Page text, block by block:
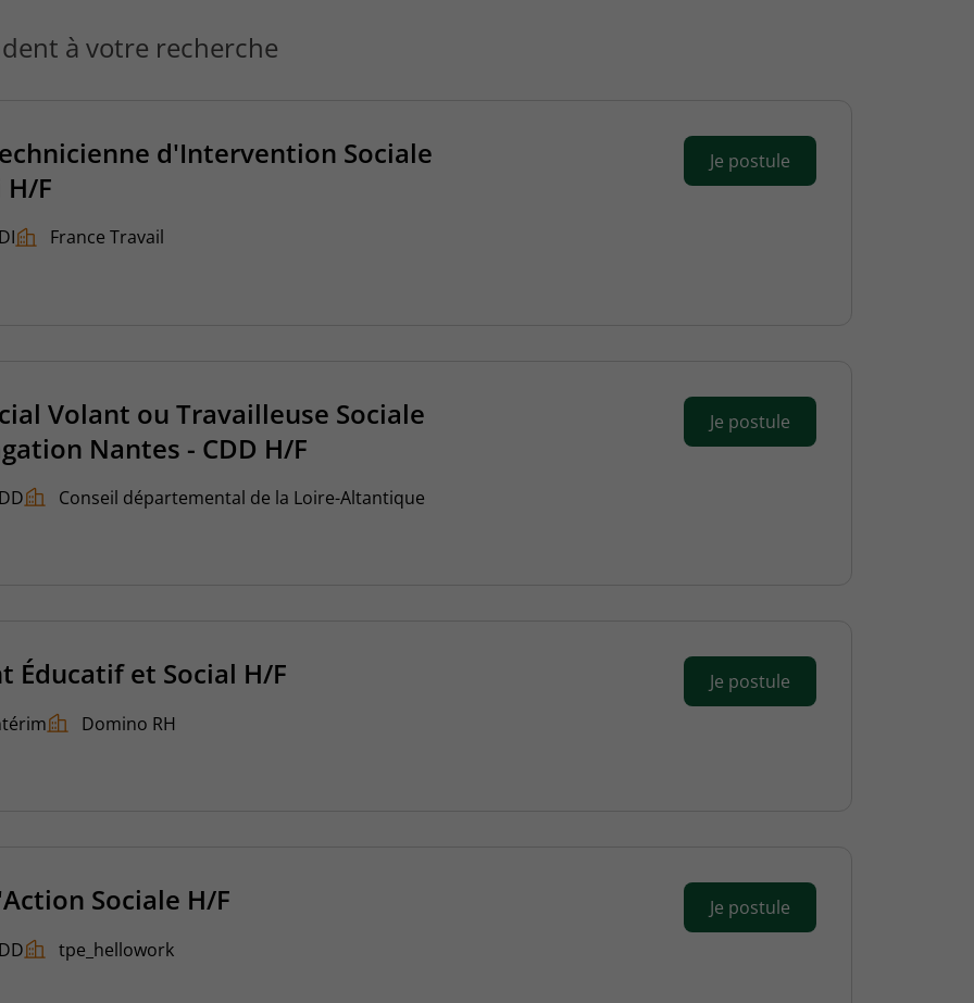
à votre recherche
d'Intervention Sociale
F
France Travail
Je postule
Volant ou Travailleuse Sociale
Nantes - CDD H/F
Conseil départemental de la Loire-Altantique
Je postule
Éducatif et Social H/F
Domino RH
Je postule
Sociale H/F
tpe_hellowork
Je postule